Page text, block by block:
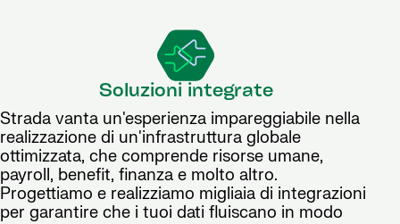
Soluzioni integrate
Strada vanta un'esperienza impareggiabile nella
realizzazione di un'infrastruttura globale
ottimizzata, che comprende risorse umane,
payroll, benefit, finanza e molto altro.
Progettiamo e realizziamo migliaia di integrazioni
per garantire che i tuoi dati fluiscano in modo